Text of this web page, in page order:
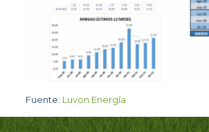
Fuente: Luvon Energía